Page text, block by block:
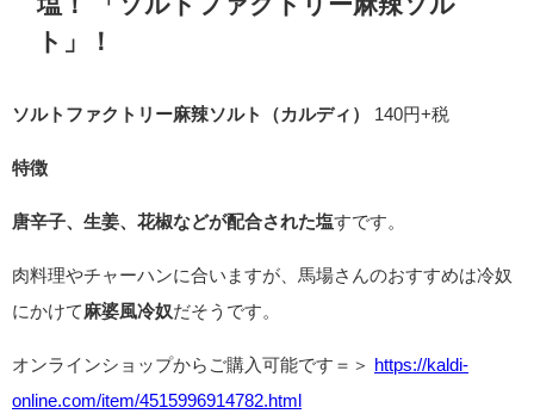
ト 」！
ソルトファクトリー麻辣ソルト（カルディ） 140円+税
特徴
唐辛子、生姜、花椒などが配合された塩すです。
肉料理やチャーハンに合いますが、馬場さんのおすすめは冷奴
にかけて 麻婆風冷奴だそうです。
オンラインショップからご購入可能です＝＞
https://kaldi-
online.com/item/4515996914782.html